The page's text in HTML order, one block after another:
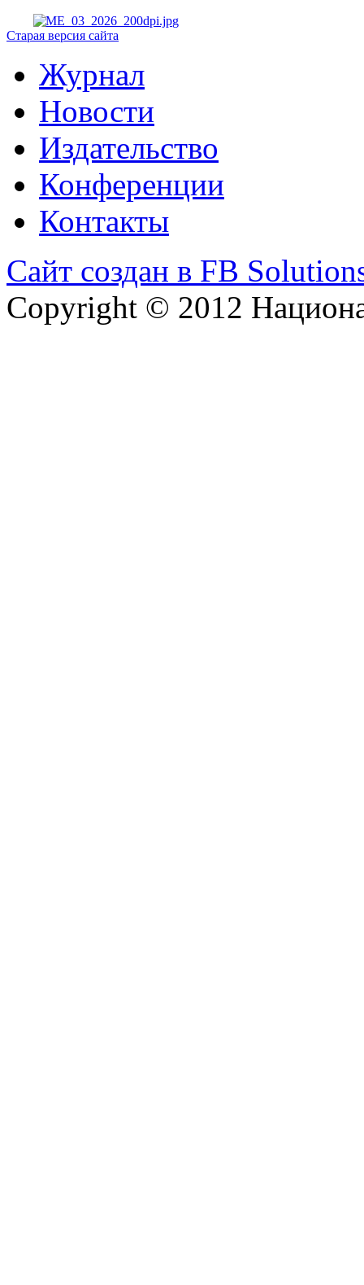
Старая версия сайта
Журнал
Новости
Издательство
Конференции
Контакты
Сайт создан в FB
Copyright © 2012